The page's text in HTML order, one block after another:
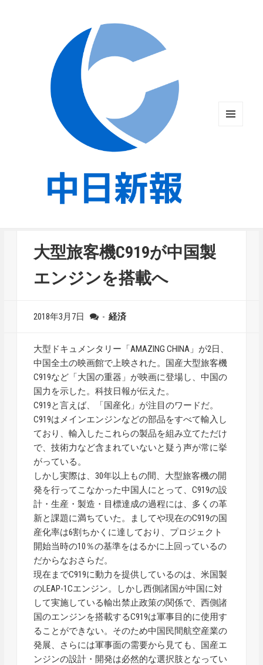
大型旅客機C919が中国製
エンジンを搭載へ
2018年3月7日 - 経済
大型ドキュメンタリー「AMAZING CHINA」が2日、
中国全土の映画館で上映された。国産大型旅客機
C919など「大国の重器」が映画に登場し、中国の
国力を示した。科技日報が伝えた。
C919と言えば、「国産化」が注目のワードだ。
C919はメインエンジンなどの部品をすべて輸入し
ており、輸入したこれらの製品を組み立てただけ
で、技術力など含まれていないと疑う声が常に挙
がっている。
しかし実際は、30年以上もの間、大型旅客機の開
発を行ってこなかった中国人にとって、C919の設
計・生産・製造・目標達成の過程には、多くの革
新と課題に満ちていた。ましてや現在のC919の国
産化率は6割ちかくに達しており、プロジェクト
開始当時の10％の基準をはるかに上回っているの
だからなおさらだ。
現在までC919に動力を提供しているのは、米国製
のLEAP-1Cエンジン。しかし西側諸国が中国に対
して実施している輸出禁止政策の関係で、西側諸
国のエンジンを搭載するC919は軍事目的に使用す
ることができない。そのため中国民間航空産業の
発展、さらには軍事面の需要から見ても、国産エ
ンジンの設計・開発は必然的な選択肢となってい